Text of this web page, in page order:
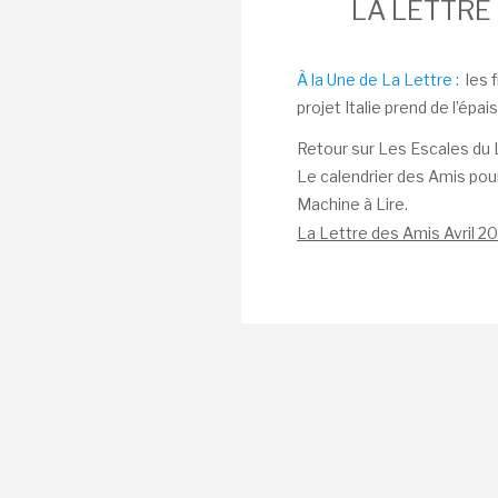
LA
À la Une de La Lettre : les
projet Italie prend de
Retour sur Les Escales
Le calendrier des Amis
Machine à Lire.
La Lettre des Amis Avril